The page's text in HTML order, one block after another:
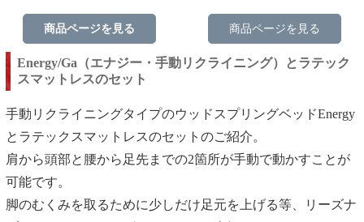
商品ページを見る 商品ページを見る
Energy/Ga（エナジー・手動リクライニング）とラテック
スマットレスのセット
手動リクライニングタイプのウッドスプリングベッドEnergy
とラテックスマットレスのセットのご紹介。
肩から頭部と腰から足先までの2箇所が手動で動かすことが
可能です。
脚のむくみを取るために少しだけ足元を上げる等、リーズナ